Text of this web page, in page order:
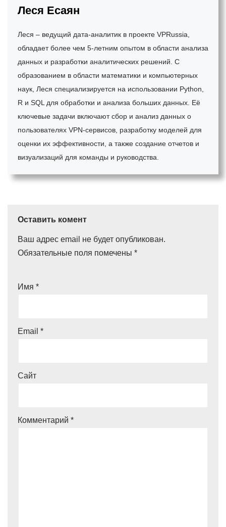
Леся Есаян
Леся – ведущий дата-аналитик в проекте VPRussia,
обладает более чем 5-летним опытом в области анализа
данных и разработки аналитических решений. С
образованием в области математики и компьютерных
наук, Леся специализируется на использовании Python,
R и SQL для обработки и анализа больших данных. Её
ключевые задачи включают сбор и анализ данных о
пользователях VPN-сервисов, разработку моделей для
оценки их эффективности, а также создание отчетов и
визуализаций для команды и руководства.
Оставить комент
Ваш адрес email не будет опубликован.
Обязательные поля помечены *
Имя *
Email *
Сайт
Комментарий *